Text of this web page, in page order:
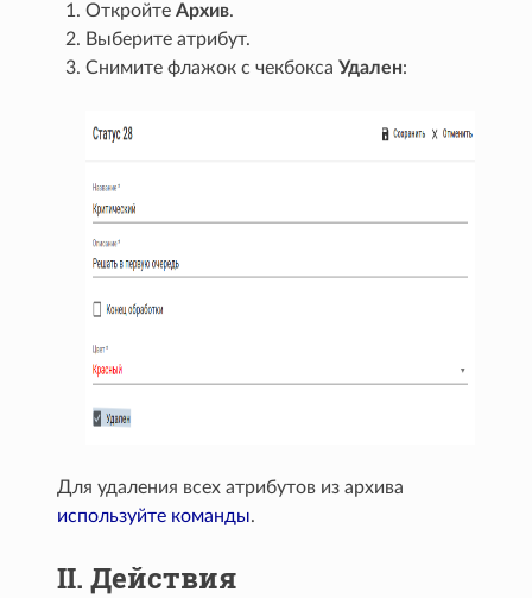
ОткройтеАрхив.
Выберите атрибут.
Снимите флажок с чекбоксаУдален:
Для удаления всех атрибутов из архива
используйте команды.
II. Действия